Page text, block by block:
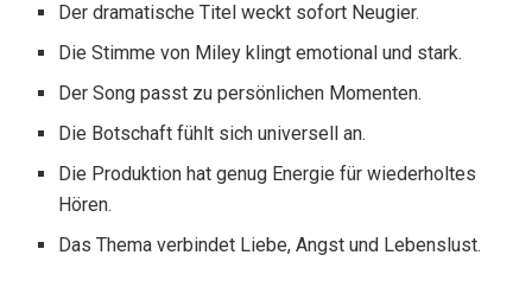
Der dramatische Titel weckt sofort Neugier.
Die Stimme von Miley klingt emotional und stark.
Der Song passt zu persönlichen Momenten.
Die Botschaft fühlt sich universell an.
Die Produktion hat genug Energie für wiederholtes
Hören.
Das Thema verbindet Liebe, Angst und Lebenslust.